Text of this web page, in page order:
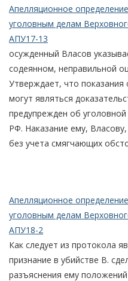
Апелляционное
уголовным делам
АПУ17-13
осужденный Власов
содеянном, неправильной
Утверждает, что показания
могут являться
предупрежден об
РФ. Наказание ему,
без учета смягчающих
Апелляционное
уголовным делам
АПУ18-2
Как следует из протокола
признание в убийстве В.
разъяснения ему